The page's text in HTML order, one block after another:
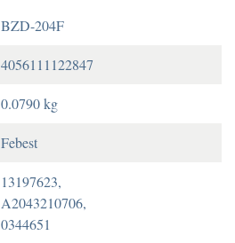
BZD-204F
4056111122847
0.0790 kg
Febest
13197623,
A2043210706,
0344651